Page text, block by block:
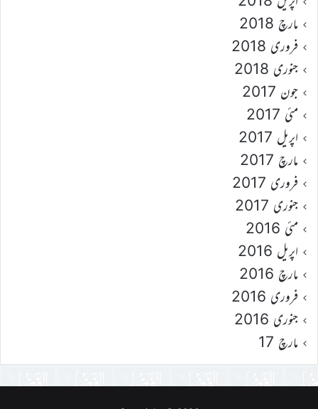
مارچ 2018
فروری 2018
جنوری 2018
جون 2017
مئی 2017
اپریل 2017
مارچ 2017
فروری 2017
جنوری 2017
مئی 2016
اپریل 2016
مارچ 2016
فروری 2016
جنوری 2016
مارچ 17